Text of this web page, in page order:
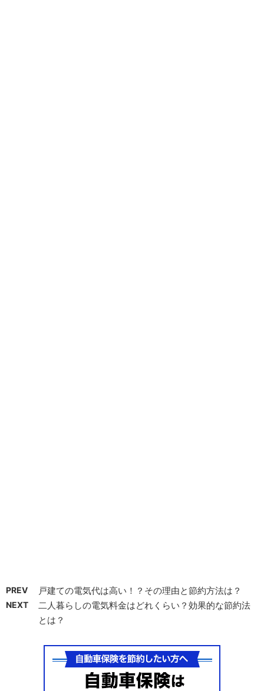
PREV 戸建ての電気代は高い！？その理由と節約方法は？
NEXT
二人暮らしの電気料金はどれくらい？効果的な節約法
とは？